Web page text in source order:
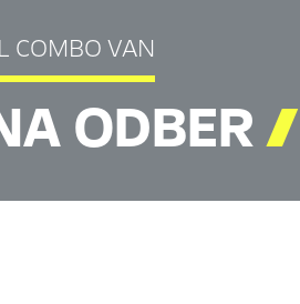
COMBO VAN
ODBER